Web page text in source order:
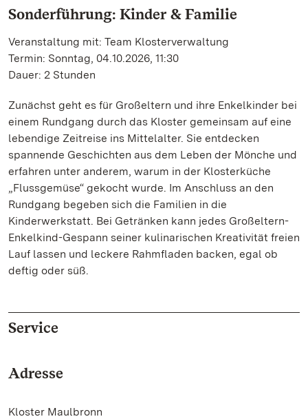
Sonderführung: Kinder & Familie
Veranstaltung mit: Team Klosterverwaltung
Termin: Sonntag, 04.10.2026, 11:30
Dauer: 2 Stunden
Zunächst geht es für Großeltern und ihre Enkelkinder bei
einem Rundgang durch das Kloster gemeinsam auf eine
lebendige Zeitreise ins Mittelalter. Sie entdecken
spannende Geschichten aus dem Leben der Mönche und
erfahren unter anderem, warum in der Klosterküche
„Flussgemüse“ gekocht wurde. Im Anschluss an den
Rundgang begeben sich die Familien in die
Kinderwerkstatt. Bei Getränken kann jedes Großeltern-
Enkelkind-Gespann seiner kulinarischen Kreativität freien
Lauf lassen und leckere Rahmfladen backen, egal ob
deftig oder süß.
Service
Adresse
Kloster Maulbronn